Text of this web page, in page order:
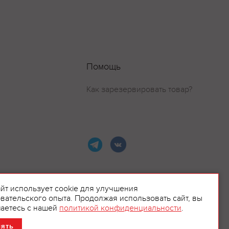
Помощь
Как зарезервировать товар?
использует cookie для улучшения
опыта. Продолжая использовать сайт, вы
с нашей политикой конфиденциальности.